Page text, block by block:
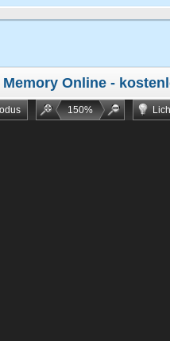
Memory Online -
150%